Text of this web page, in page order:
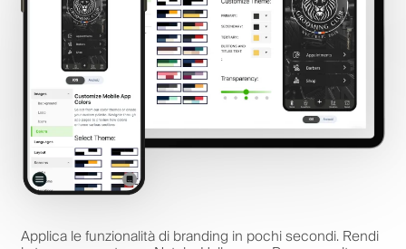
Applica le funzionalità di branding in pochi secondi. Rendi